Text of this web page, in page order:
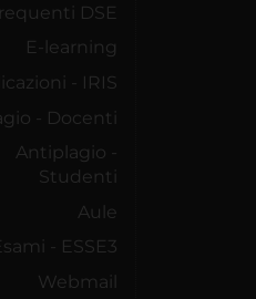
DSE
E-learning
- IRIS
- Docenti
Antiplagio -
Studenti
Aule
- ESSE3
Webmail